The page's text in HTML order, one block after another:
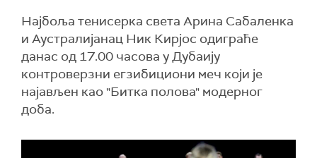
Најбоља тенисерка света Арина Сабаленка
и Аустралијанац Ник Кирјос одиграће
данас од 17.00 часова у Дубаију
контроверзни егзибициони меч који је
најављен као "Битка полова" модерног
доба.